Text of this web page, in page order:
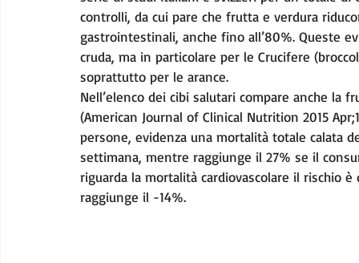
controlli, da cui pare che frutta e verdura
gastrointestinali, anche fino all’80%. Queste
cruda, ma in particolare per le Crucifere
soprattutto per le arance.
Nell’elenco dei cibi salutari compare anche la
(American Journal of Clinical Nutrition 2015
persone, evidenza una mortalità totale calata
settimana, mentre raggiunge il 27% se il
riguarda la mortalità cardiovascolare il rischio
raggiunge il -14%.